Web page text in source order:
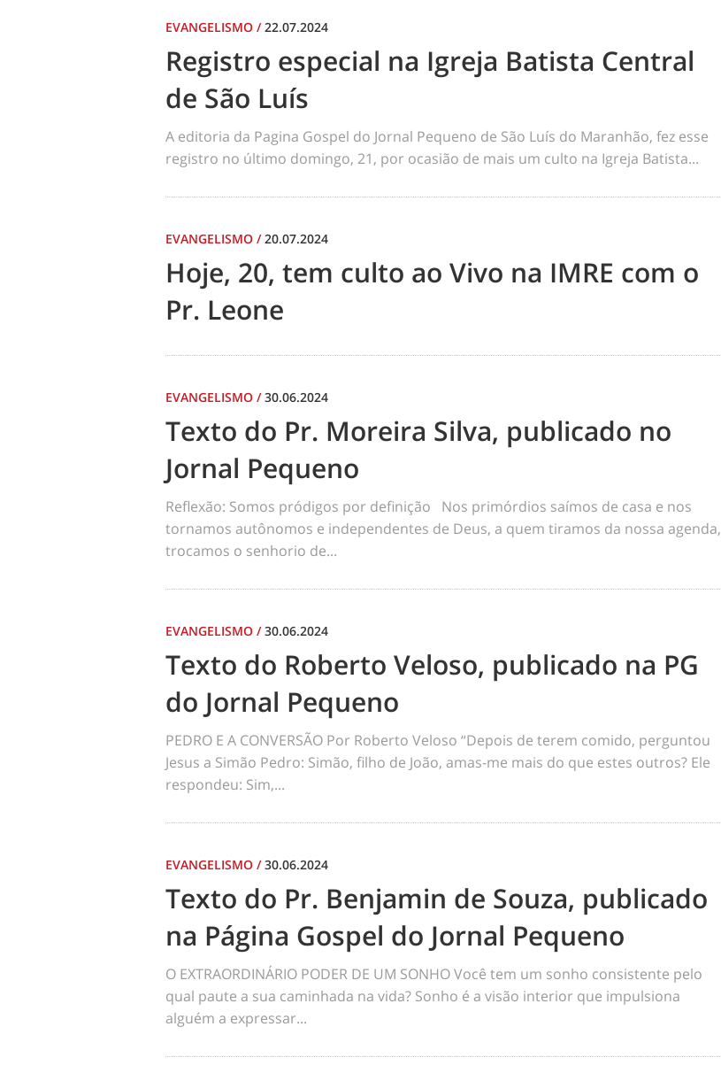
EVANGELISMO /22.07.2024
Registro especial na Igreja Batista Central
de São Luís
A editoria da Pagina Gospel do Jornal Pequeno de São Luís do Maranhão, fez esse
registro no último domingo, 21, por ocasião de mais um culto na Igreja Batista...
EVANGELISMO /20.07.2024
Hoje, 20, tem culto ao Vivo na IMRE com o
Pr. Leone
EVANGELISMO /30.06.2024
Texto do Pr. Moreira Silva, publicado no
Jornal Pequeno
Reflexão: Somos pródigos por definição Nos primórdios saímos de casa e nos
tornamos autônomos e independentes de Deus, a quem tiramos da nossa agenda,
trocamos o senhorio de...
EVANGELISMO /30.06.2024
Texto do Roberto Veloso, publicado na PG
do Jornal Pequeno
PEDRO E A CONVERSÃO Por Roberto Veloso “Depois de terem comido, perguntou
Jesus a Simão Pedro: Simão, filho de João, amas-me mais do que estes outros? Ele
respondeu: Sim,...
EVANGELISMO /30.06.2024
Texto do Pr. Benjamin de Souza, publicado
na Página Gospel do Jornal Pequeno
O EXTRAORDINÁRIO PODER DE UM SONHO Você tem um sonho consistente pelo
qual paute a sua caminhada na vida? Sonho é a visão interior que impulsiona
alguém a expressar...